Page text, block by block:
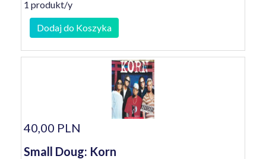
1 produkt/y
Dodaj do Koszyka
40,00 PLN
Small Doug: Korn